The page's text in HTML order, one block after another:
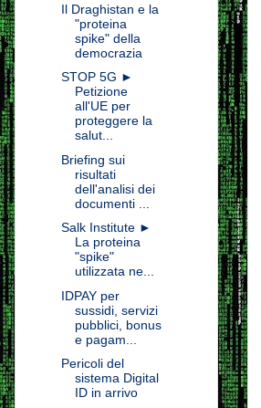
Il Draghistan e la
"proteina
spike" della
democrazia
STOP 5G ►
Petizione
all'UE per
proteggere la
salut...
Briefing sui
risultati
dell'analisi dei
documenti ...
Salk Institute ►
La proteina
"spike"
utilizzata ne...
IDPAY per
sussidi, servizi
pubblici, bonus
e pagam...
Pericoli del
sistema Digital
ID in arrivo